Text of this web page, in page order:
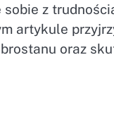
z
artykule
oraz